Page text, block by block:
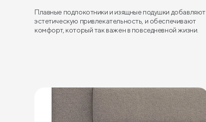
Плавные подлокотники и изящные подушки добавляют
эстетическую привлекательность, и обеспечивают
комфорт, который так важен в повседневной жизни.